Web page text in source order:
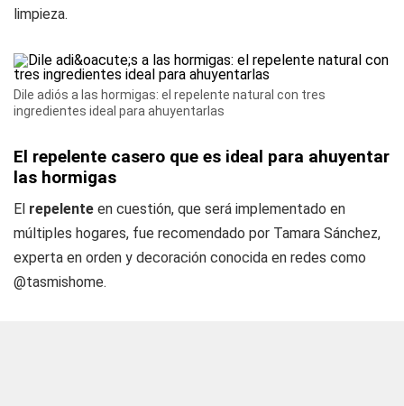
limpieza.
Dile adiós a las hormigas: el repelente natural con tres
ingredientes ideal para ahuyentarlas
El repelente casero que es ideal para ahuyentar
las hormigas
El repelente en cuestión, que será implementado en
múltiples hogares, fue recomendado por Tamara Sánchez,
experta en orden y decoración conocida en redes como
@tasmishome.